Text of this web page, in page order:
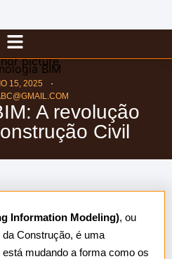
15, 2025
A revolução
Civil
Information Modeling), ou
Construção, é uma
mudando a forma como os